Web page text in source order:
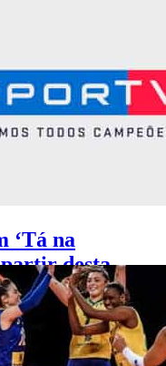
‘Tá na
partir desta